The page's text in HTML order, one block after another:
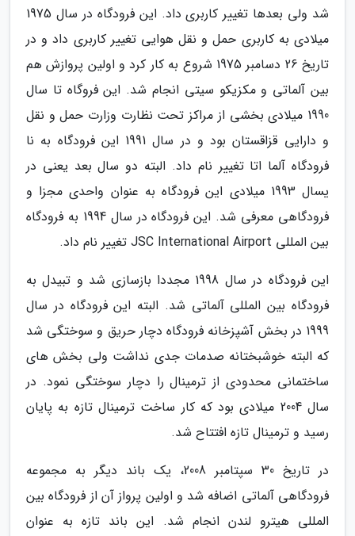
شد ولی بعدها تغییر کاربری داد. این فرودگاه در سال 1975
میلادی به کاربری حمل و نقل هوایی تغییر کاربری داد و در
تاریخ 26 دسامبر 1975 شروع به کار کرد و اولین پروازش هم
بین آلماتی و مکزیکو سیتی انجام شد. این فروگاه تا سال
1990 میلادی بخشی از مراکز تحت نظارت وزارت حمل و نقل
و دارایی قزاقستان بود و در سال 1991 این فرودگاه به نا
فرودگاه آلما اتا تغییر نام داد. البته دو سال بعد یعنی در
یسال 1993 میلادی این فرودگاه به عنوان واحدی مجزا و
فرودگاهی معرفی شد. این فرودگاه در سال 1994 به فرودگاه
بین المللی JSC International Airport تغییر نام داد.
این فرودگاه در سال 1998 مجددا بازسازی شد و تبیدل به
فرودگاه بین المللی آلماتی شد. البته این فرودگاه در سال
1999 در بخش آشپزخانه فرودگاه دچار حریق و سوختگی شد
که البته خوشبختانه صدمات جدی نداشت ولی بخش های
ساختمانی محدودی از ترمینال را دچار سوختگی نمود. در
سال 2004 میلادی بود که کار ساخت ترمینال تازه به پایان
رسید و ترمینال تازه افتتاح شد.
در تاریخ 30 سپتامبر 2008، یک باند دیگر به مجموعه
فرودگاهی آلماتی اضافه شد و اولین پرواز آن از فرودگاه بین
المللی هیترو لندن انجام شد. این باند تازه به عنوان